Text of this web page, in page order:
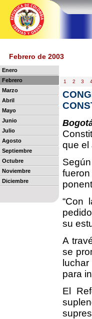
Febrero de 2003
Enero
Febrero
Marzo
Abril
Mayo
Junio
Julio
Agosto
Septiembre
Octubre
Noviembre
Diciembre
1 2 3
que el
“Con
su
A
se
para
El